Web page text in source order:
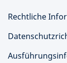
Rechtliche